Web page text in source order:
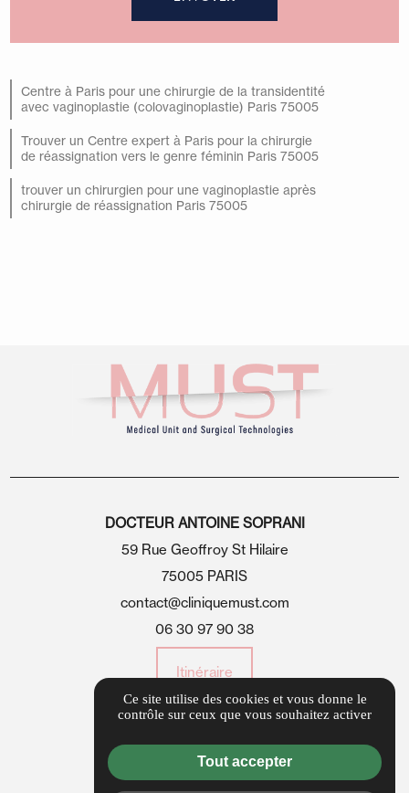
Centre à Paris pour une chirurgie de la transidentité
avec vaginoplastie (colovaginoplastie) Paris 75005
Trouver un Centre expert à Paris pour la chirurgie
de réassignation vers le genre féminin Paris 75005
trouver un chirurgien pour une vaginoplastie après
chirurgie de réassignation Paris 75005
DOCTEUR ANTOINE SOPRANI
59 Rue Geoffroy St Hilaire
75005 PARIS
contact@cliniquemust.com
06 30 97 90 38
Itinéraire
Guide local
Informations complémentaires
Mentions légales
Ce site utilise des cookies et vous donne le
contrôle sur ceux que vous souhaitez activer
Tout accepter